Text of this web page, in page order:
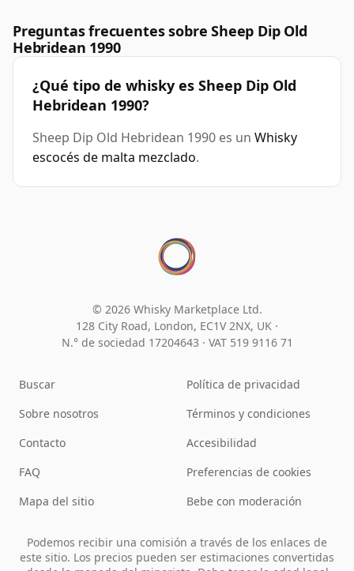
Preguntas frecuentes sobre Sheep Dip Old
Hebridean 1990
¿Qué tipo de whisky es Sheep Dip Old
Hebridean 1990?
Sheep Dip Old Hebridean 1990 es un Whisky
escocés de malta mezclado.
© 2026 Whisky Marketplace Ltd.
128 City Road, London, EC1V 2NX, UK ·
N.° de sociedad 17204643 · VAT 519 9116 71
Buscar
Sobre nosotros
Contacto
FAQ
Mapa del sitio
Política de privacidad
Términos y condiciones
Accesibilidad
Preferencias de cookies
Bebe con moderación
Podemos recibir una comisión a través de los enlaces de
este sitio. Los precios pueden ser estimaciones convertidas